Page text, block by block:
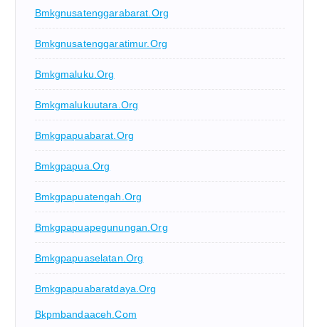
Bmkgnusatenggarabarat.org
Bmkgnusatenggaratimur.org
Bmkgmaluku.org
Bmkgmalukuutara.org
Bmkgpapuabarat.org
Bmkgpapua.org
Bmkgpapuatengah.org
Bmkgpapuapegunungan.org
Bmkgpapuaselatan.org
Bmkgpapuabaratdaya.org
Bkpmbandaaceh.com